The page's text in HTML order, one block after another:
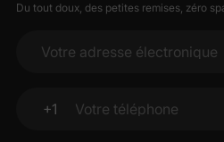
Du tout doux, des petites remises, zéro
Votre adresse électronique
+1
Votre téléphone